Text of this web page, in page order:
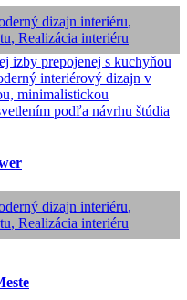
dizajn interiéru,
, Realizácia interiéru
dizajn interiéru,
, Realizácia interiéru